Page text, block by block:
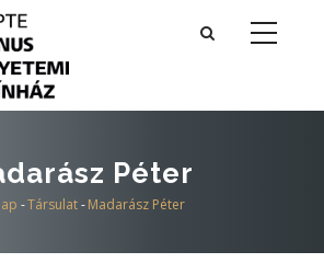
Péter
-Társulat - Madarász Péter